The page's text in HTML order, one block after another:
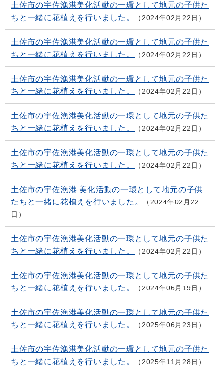
土佐市の宇佐漁港美化活動の一環として地元の子供た
ちと一緒に花植えを行いました。
2024年02月22日
土佐市の宇佐漁港美化活動の一環として地元の子供た
ちと一緒に花植えを行いました。
2024年02月22日
土佐市の宇佐漁港美化活動の一環として地元の子供た
ちと一緒に花植えを行いました。
2024年02月22日
土佐市の宇佐漁港美化活動の一環として地元の子供た
ちと一緒に花植えを行いました。
2024年02月22日
土佐市の宇佐漁港美化活動の一環として地元の子供た
ちと一緒に花植えを行いました。
2024年02月22日
土佐市の宇佐漁港 美化活動の一環として地元の子供
たちと一緒に花植えを行いました。
2024年02月22
日
土佐市の宇佐漁港美化活動の一環として地元の子供た
ちと一緒に花植えを行いました。
2024年02月22日
土佐市の宇佐漁港美化活動の一環として地元の子供た
ちと一緒に花植えを行いました。
2024年06月19日
土佐市の宇佐漁港美化活動の一環として地元の子供た
ちと一緒に花植えを行いました。
2025年06月23日
土佐市の宇佐漁港美化活動の一環として地元の子供た
ちと一緒に花植えを行いました。
2025年11月28日